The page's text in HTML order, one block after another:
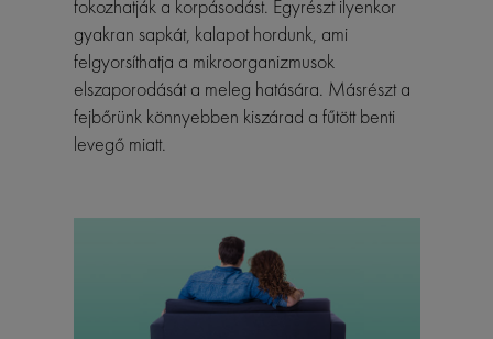
fokozhatják a korpásodást. Egyrészt ilyenkor
gyakran sapkát, kalapot hordunk, ami
felgyorsíthatja a mikroorganizmusok
elszaporodását a meleg hatására. Másrészt a
fejbőrünk könnyebben kiszárad a fűtött benti
levegő miatt.